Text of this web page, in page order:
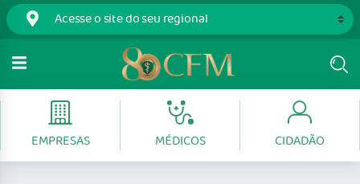
EMPRESAS MÉDICOS CIDADÃO